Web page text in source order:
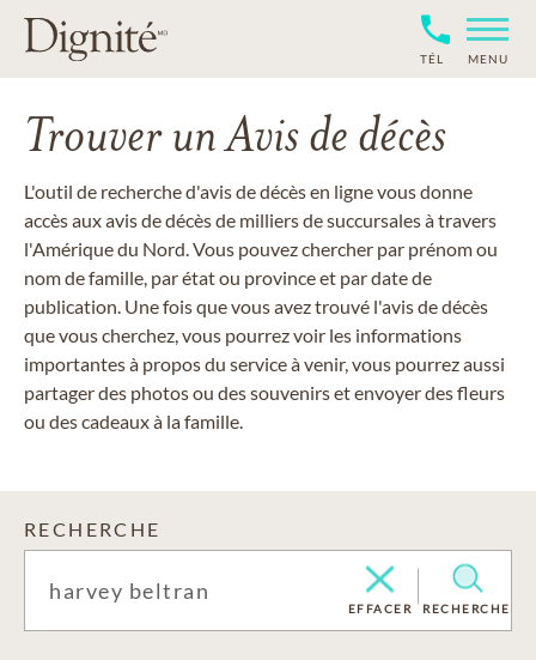
TÉL MENU
Trouver un Avis de décès
L'outil de recherche d'avis de décès en ligne vous donne
accès aux avis de décès de milliers de succursales à travers
l'Amérique du Nord. Vous pouvez chercher par prénom ou
nom de famille, par état ou province et par date de
publication. Une fois que vous avez trouvé l'avis de décès
que vous cherchez, vous pourrez voir les informations
importantes à propos du service à venir, vous pourrez aussi
partager des photos ou des souvenirs et envoyer des fleurs
ou des cadeaux à la famille.
RECHERCHE
EFFACER RECHERCHE